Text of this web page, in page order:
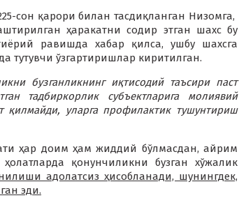
сон қарори билан тасдиқланган Низомга,
ҳаракатни содир этган шахс бу
равишда хабар қилса, ушбу шахсга
тутувчи ўзгартиришлар киритилган.
бузганликнинг иқтисодий таъсири паст
тадбиркорлик субъектларига молиявий
қилмайди, уларга профилактик тушунтириш
ҳар доим ҳам жиддий бўлмасдан, айрим
қонунчиликни бузган хўжалик
адолатсиз ҳисобланади, шунингдек,
эди.